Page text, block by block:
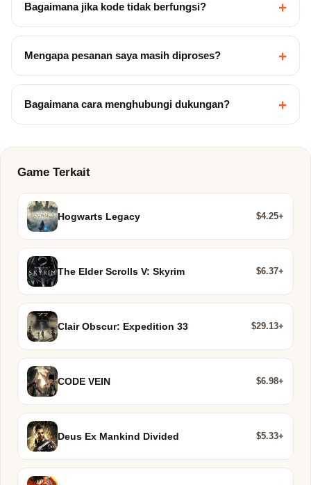
Bagaimana jika kode tidak berfungsi? +
Mengapa pesanan saya masih diproses? +
Bagaimana cara menghubungi dukungan? +
Game Terkait
Hogwarts Legacy $4.25+
The Elder Scrolls V: Skyrim $6.37+
Clair Obscur: Expedition 33 $29.13+
CODE VEIN $6.98+
Deus Ex Mankind Divided $5.33+